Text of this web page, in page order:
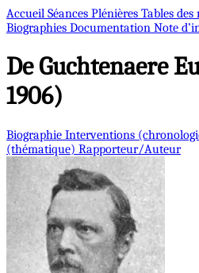
Accueil Séances Plénières Tables des
Biographies Documentation Note
De Guchtenaere
1906)
Biographie Interventions
(thématique) Rapporteur/Auteur